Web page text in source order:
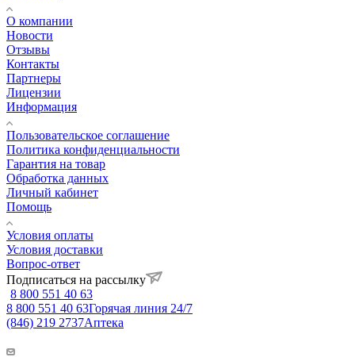
О компании
Новости
Отзывы
Контакты
Партнеры
Лицензии
Информация
Пользовательское соглашение
Политика конфиденциальности
Гарантия на товар
Обработка данных
Личный кабинет
Помощь
Условия оплаты
Условия доставки
Вопрос-ответ
Подписаться на рассылку
8 800 551 40 63
8 800 551 40 63Горячая линия 24/7
(846) 219 2737Аптека